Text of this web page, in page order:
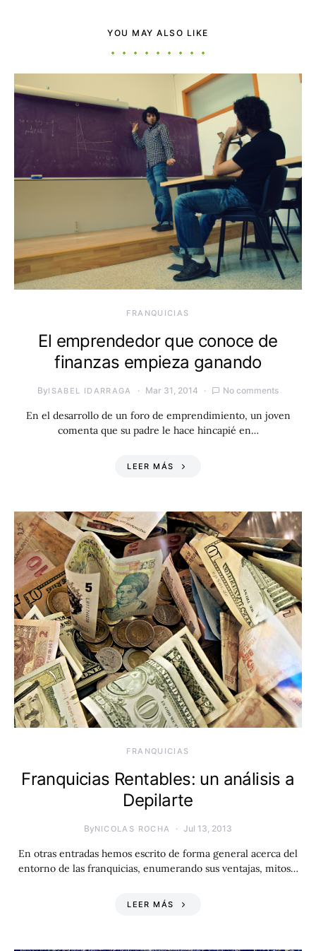
YOU MAY ALSO LIKE
FRANQUICIAS
El emprendedor que conoce de
finanzas empieza ganando
ByISABEL IDARRAGA Mar 31, 2014 No comments
En el desarrollo de un foro de emprendimiento, un joven
comenta que su padre le hace hincapié en…
LEER MÁS
FRANQUICIAS
Franquicias Rentables: un análisis a
Depilarte
ByNICOLAS ROCHA Jul 13, 2013
En otras entradas hemos escrito de forma general acerca del
entorno de las franquicias, enumerando sus ventajas, mitos…
LEER MÁS